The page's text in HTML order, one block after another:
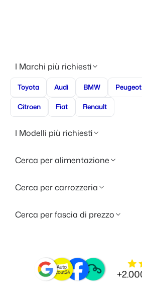
I Marchi più richiesti
Toyota Audi BMW Peugeot
Citroen Fiat Renault
I Modelli più richiesti
Cerca per alimentazione
Cerca per carrozzeria
Cerca per fascia di prezzo